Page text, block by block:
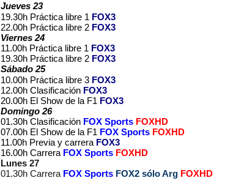
Jueves 23
19.30h Práctica libre 1 FOX3
22.00h Práctica libre 2 FOX3
Viernes 24
11.00h Práctica libre 1 FOX3
19.30h Práctica libre 2 FOX3
Sábado 25
10.00h Práctica libre 3 FOX3
12.00h Clasificación FOX3
20.00h El Show de la F1 FOX3
Domingo 26
01.30h Clasificación FOX Sports FOXHD
07.00h El Show de la F1 FOX Sports FOXHD
11.00h Previa y carrera FOX3
16.00h Carrera FOX Sports FOXHD
Lunes 27
01.30h Carrera FOX Sports FOX2 sólo Arg FOXHD